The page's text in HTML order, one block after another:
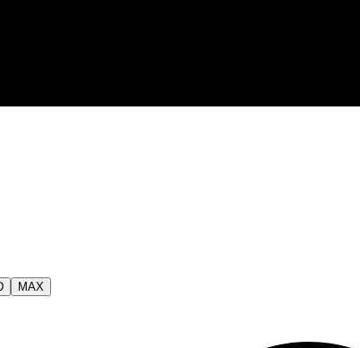
MAX